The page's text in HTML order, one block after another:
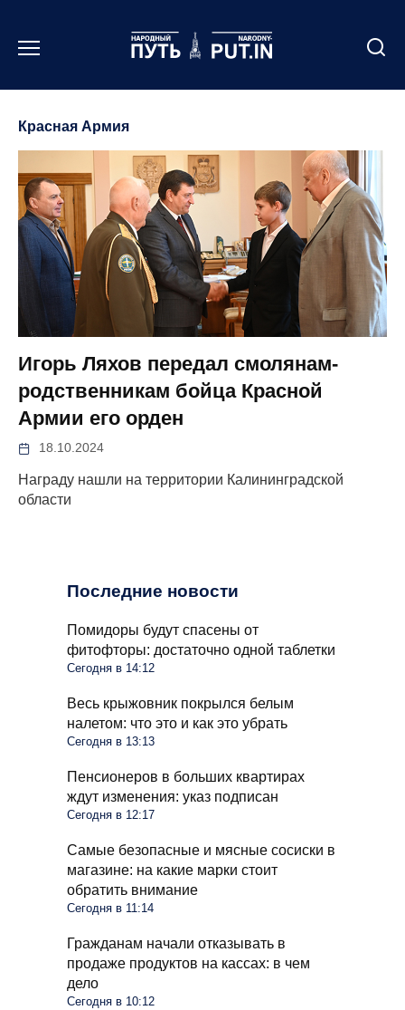
содержанию
Красная Армия
Игорь Ляхов передал смолянам-
родственникам бойца Красной
Армии его орден
18.10.2024
Награду нашли на территории Калининградской
области
Последние новости
Помидоры будут спасены от
фитофторы: достаточно одной таблетки
Сегодня в 14:12
Весь крыжовник покрылся белым
налетом: что это и как это убрать
Сегодня в 13:13
Пенсионеров в больших квартирах
ждут изменения: указ подписан
Сегодня в 12:17
Самые безопасные и мясные сосиски в
магазине: на какие марки стоит
обратить внимание
Сегодня в 11:14
Гражданам начали отказывать в
продаже продуктов на кассах: в чем
дело
Сегодня в 10:12